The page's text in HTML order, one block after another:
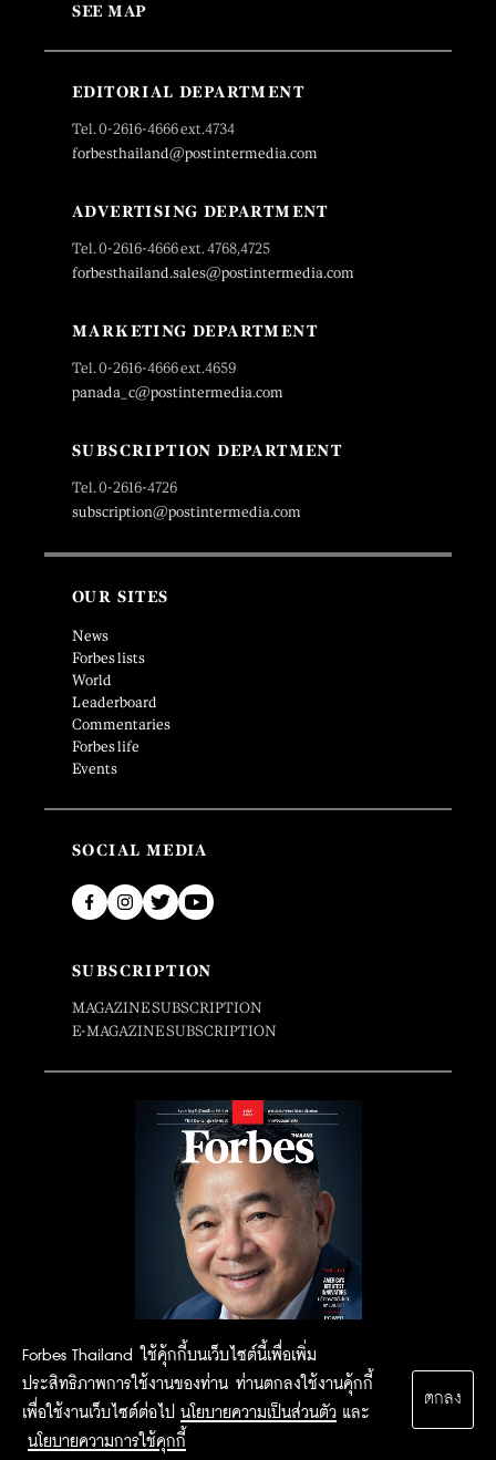
Forbes Thailand ใช้คุ้กกี้บนเว็บไซต์นี้เพื่อเพิ่ม
ประสิทธิภาพการใช้งานของท่าน ท่านตกลงใช้งานคุ้กกี้
เพื่อใช้งานเว็บไซต์ต่อไป นโยบายความเป็นส่วนตัว และ
นโยบายความการใช้คุกกี้
ตกลง
SEE MAP
EDITORIAL DEPARTMENT
Tel. 0-2616-4666 ext.4734
forbesthailand@postintermedia.com
ADVERTISING DEPARTMENT
Tel. 0-2616-4666 ext. 4768,4725
forbesthailand.sales@postintermedia.com
MARKETING DEPARTMENT
Tel. 0-2616-4666 ext.4659
panada_c@postintermedia.com
SUBSCRIPTION DEPARTMENT
Tel. 0-2616-4726
subscription@postintermedia.com
OUR SITES
News
Forbes lists
World
Leaderboard
Commentaries
Forbes life
Events
SOCIAL MEDIA
SUBSCRIPTION
MAGAZINE SUBSCRIPTION
E-MAGAZINE SUBSCRIPTION